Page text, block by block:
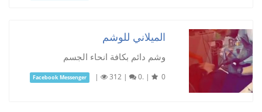
الميلاني للوشم
وشم دائم بكافة انحاء الجسم
Facebook Messenger | 312 | 0. | 0